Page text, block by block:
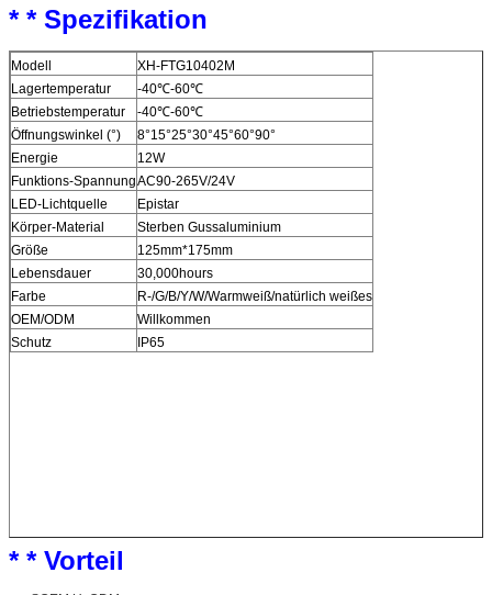
* * Spezifikation
Modell
XH-FTG10402M
Lagertemperatur
-40℃-60℃
Betriebstemperatur
-40℃-60℃
Öffnungswinkel (°)
8°15°25°30°45°60°90°
Energie
12W
Funktions-SpannungAC90-265V/24V
LED-Lichtquelle
Epistar
Körper-Material
Sterben Gussaluminium
Größe
125mm*175mm
Lebensdauer
30,000hours
Farbe
R-/G/B/Y/W/Warmweiß/natürlich weißes
OEM/ODM
Willkommen
Schutz
IP65
* * Vorteil